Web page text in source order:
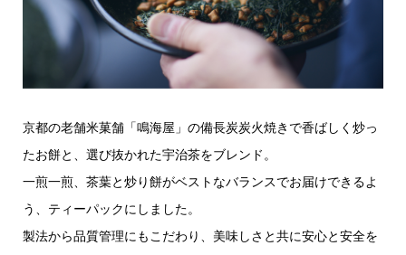
京都の老舗米菓舗「鳴海屋」の備長炭炭火焼きで香ばしく炒っ
たお餅と、選び抜かれた宇治茶をブレンド。
一煎一煎、茶葉と炒り餅がベストなバランスでお届けできるよ
う、ティーパックにしました。
製法から品質管理にもこだわり、美味しさと共に安心と安全を